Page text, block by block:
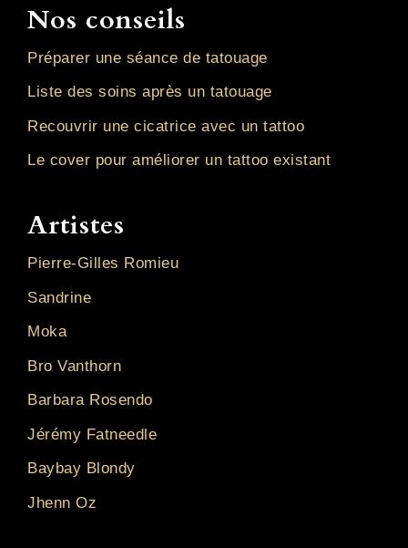
Nos conseils
Préparer une séance de tatouage
Liste des soins après un tatouage
Recouvrir une cicatrice avec un tattoo
Le cover pour améliorer un tattoo existant
Artistes
Pierre-Gilles Romieu
Sandrine
Moka
Bro Vanthorn
Barbara Rosendo
Jérémy Fatneedle
Baybay Blondy
Jhenn Oz